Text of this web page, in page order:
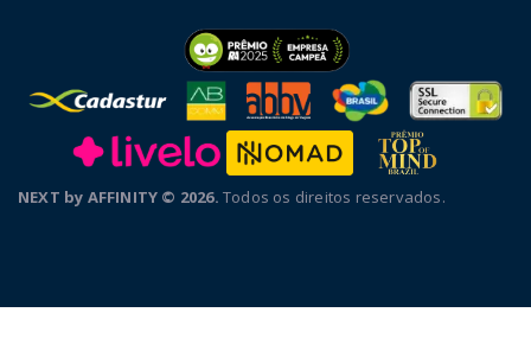
NEXT by AFFINITY © 2026. Todos os direitos reservados.